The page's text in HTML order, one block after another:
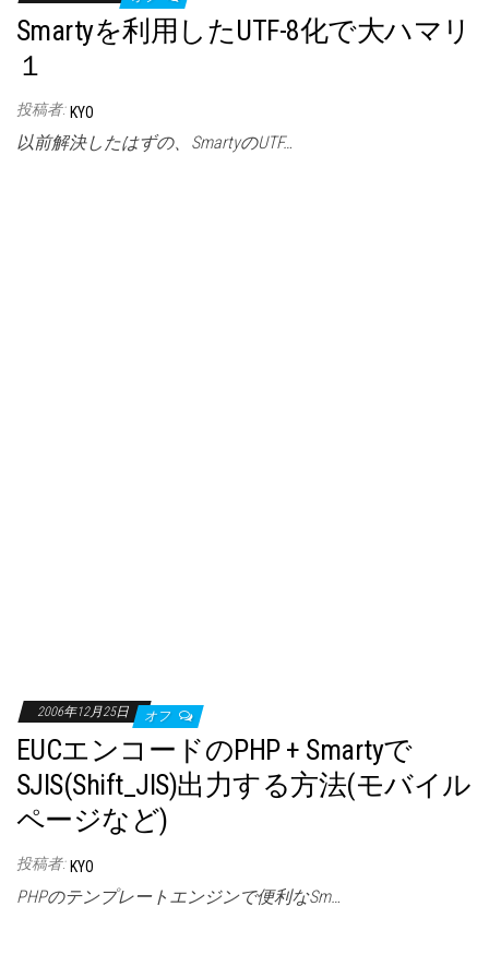
Smartyを利用したUTF-8化で大ハマリ
１
投稿者: KYO
以前解決したはずの、SmartyのUTF…
2006年12月25日 オフ
EUCエンコードのPHP + Smartyで
SJIS(Shift_JIS)出力する方法(モバイル
ページなど)
投稿者: KYO
PHPのテンプレートエンジンで便利なSm…